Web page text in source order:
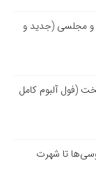
و مجلسی (جدید و
(فول آلبوم کامل
تا شهرت